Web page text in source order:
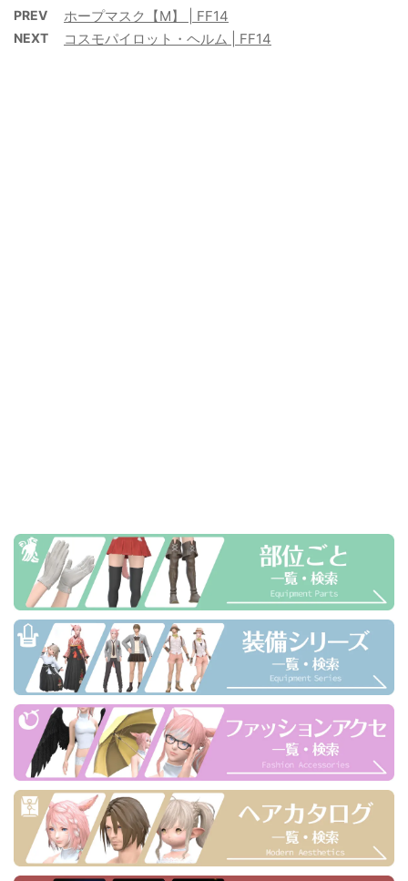
PREV ホープマスク【M】 | FF14
NEXT コスモパイロット・ヘルム | FF14